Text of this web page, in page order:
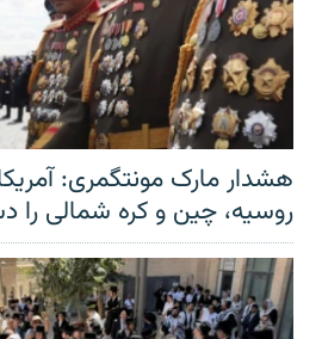
هشدار مارک مونتگمری:
روسیه، چین و کره شمالی